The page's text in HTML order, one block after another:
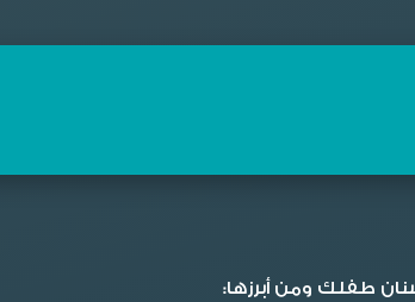
طفلك ومن أبرزها: